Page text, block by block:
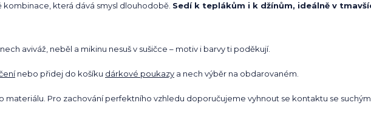
kombinace, která dává smysl dlouhodobě. Sedí k teplákům i k džínům, ideálně v
aviváž, neběl a mikinu nesuš v sušičce – motiv i barvy ti poděkují.
nebo přidej do košíku dárkové poukazy a nech výběr na obdarovaném.
Pro zachování perfektního vzhledu doporučujeme vyhnout se kontaktu se